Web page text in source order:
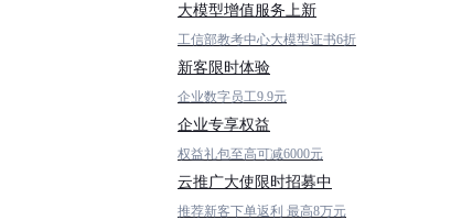
大模型增值服务上新
工信部教考中心大模型证书6折
新客限时体验
企业数字员工9.9元
企业专享权益
权益礼包至高可减6000元
云推广大使限时招募中
推荐新客下单返利 最高8万元